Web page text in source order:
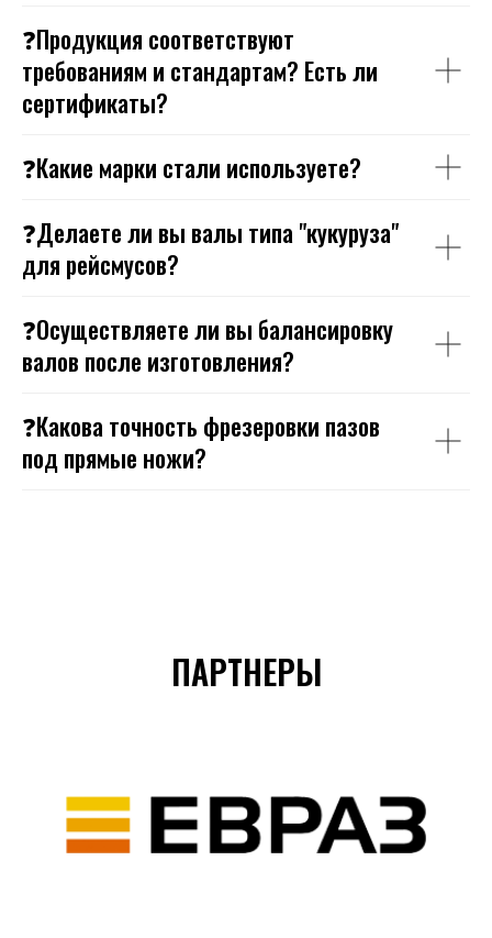
❓Продукция соответствуют
требованиям и стандартам? Есть ли
сертификаты?
❓Какие марки стали используете?
❓Делаете ли вы валы типа "кукуруза"
для рейсмусов?
❓Осуществляете ли вы балансировку
валов после изготовления?
❓Какова точность фрезеровки пазов
под прямые ножи?
ПАРТНЕРЫ